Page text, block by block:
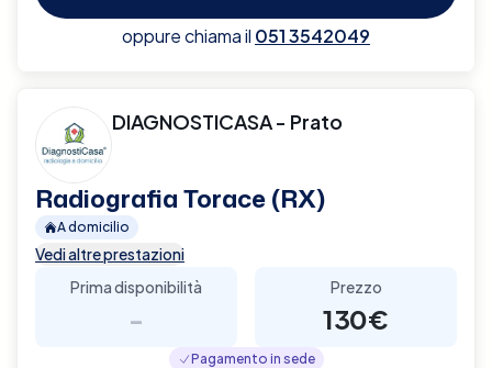
oppure chiama il 051 3542049
DIAGNOSTICASA - Prato
Radiografia Torace (RX)
A domicilio
Vedi altre prestazioni
Prima disponibilità
-
Prezzo
130€
Pagamento in sede